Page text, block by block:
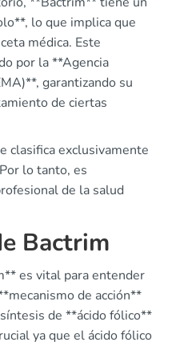
lo que implica que
médica. Este
por la **Agencia
garantizando su
de ciertas
clasifica exclusivamente
lo tanto, es
de la salud
Bactrim
es vital para entender
de acción**
de **ácido fólico**
ya que el ácido fólico